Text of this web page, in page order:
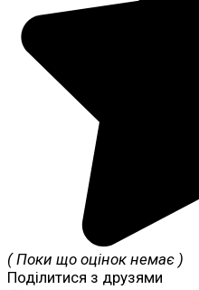
( Поки що оцінок немає )
Поділитися з друзями